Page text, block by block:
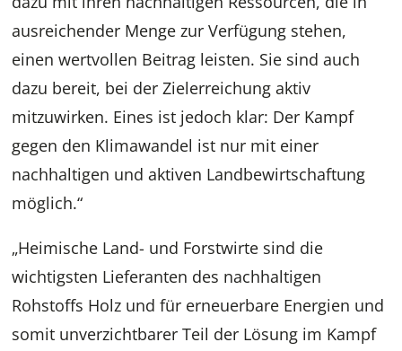
ausreichender Menge zur Verfügung stehen,
einen wertvollen Beitrag leisten. Sie sind auch
dazu bereit, bei der Zielerreichung aktiv
mitzuwirken. Eines ist jedoch klar: Der Kampf
gegen den Klimawandel ist nur mit einer
nachhaltigen und aktiven Landbewirtschaftung
möglich.“
„Heimische Land- und Forstwirte sind die
wichtigsten Lieferanten des nachhaltigen
Rohstoffs Holz und für erneuerbare Energien und
somit unverzichtbarer Teil der Lösung im Kampf